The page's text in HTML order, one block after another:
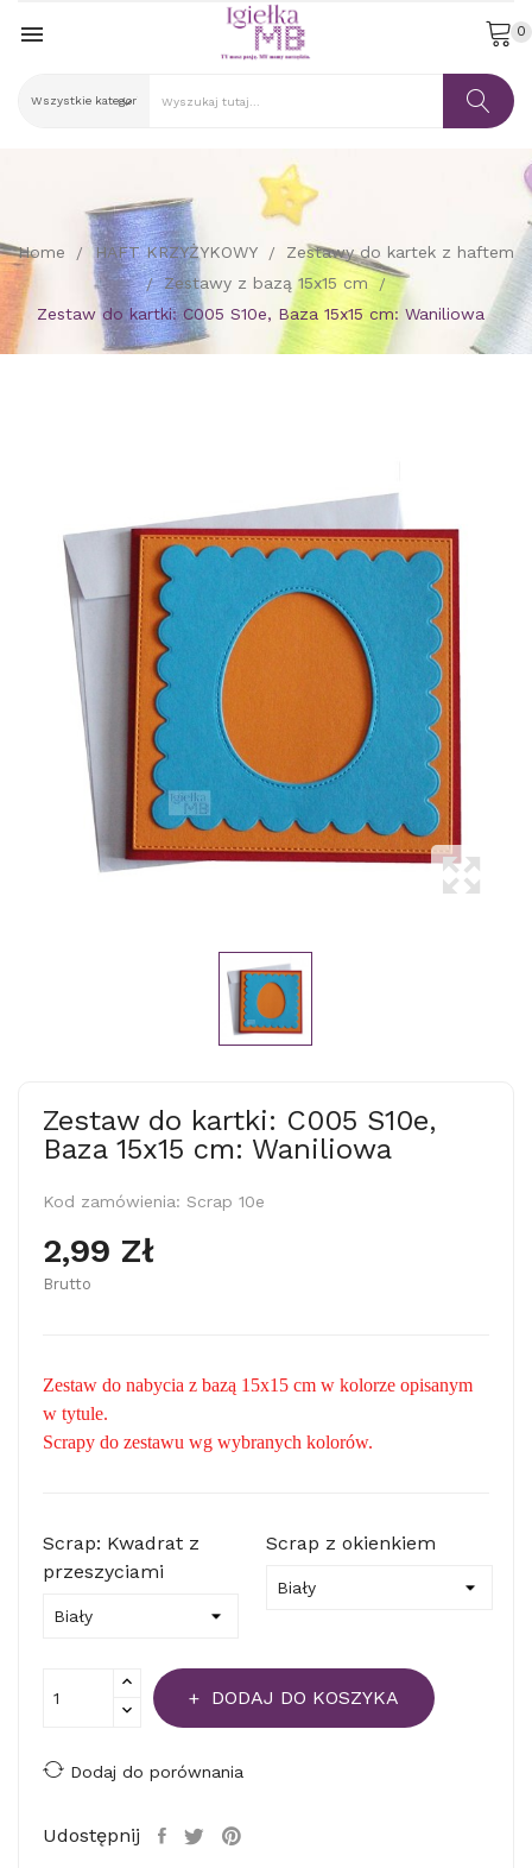
 0
Home HAFT KRZYŻYKOWY
Zestawy do kartek z haftem
Zestawy z bazą 15x15 cm
Zestaw do kartki: C005 S10e, Baza 15x15 cm: Waniliowa
Zestaw do kartki: C005 S10e,
Baza 15x15 cm: Waniliowa
Kod zamówienia: Scrap 10e
2,99 Zł
Brutto
Zestaw do nabycia z bazą 15x15 cm w kolorze opisanym
w tytule.
Scrapy do zestawu wg wybranych kolorów.
Scrap: Kwadrat z
przeszyciami
Scrap z okienkiem
DODAJ DO KOSZYKA
Dodaj do porównania
Udostępnij